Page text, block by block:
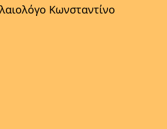
Κωνσταντίνο